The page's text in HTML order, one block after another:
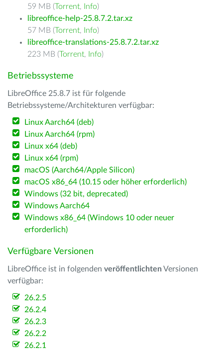
59 MB (Torrent, Info)
libreoffice-help-25.8.7.2.tar.xz
57 MB (Torrent, Info)
libreoffice-translations-25.8.7.2.tar.xz
223 MB (Torrent, Info)
Betriebssysteme
LibreOffice 25.8.7 ist für folgende
Betriebssysteme/Architekturen verfügbar:
Linux Aarch64 (deb)
Linux Aarch64 (rpm)
Linux x64 (deb)
Linux x64 (rpm)
macOS (Aarch64/Apple Silicon)
macOS x86_64 (10.15 oder höher erforderlich)
Windows (32 bit, deprecated)
Windows Aarch64
Windows x86_64 (Windows 10 oder neuer
erforderlich)
Verfügbare Versionen
LibreOffice ist in folgenden veröffentlichten Versionen
verfügbar:
26.2.5
26.2.4
26.2.3
26.2.2
26.2.1